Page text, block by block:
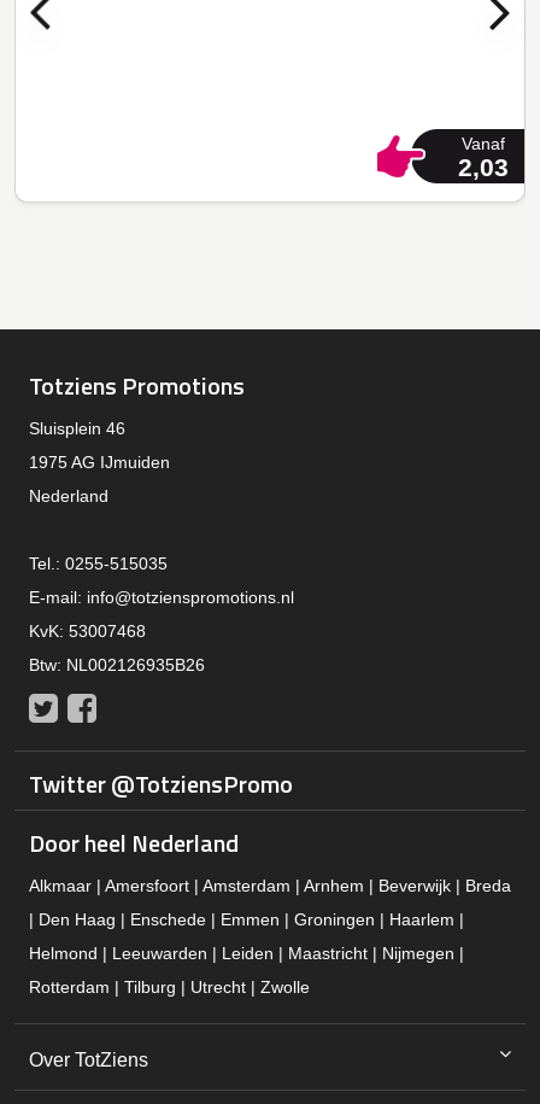
Vanaf
2,03
Totziens Promotions
Sluisplein 46
1975 AG IJmuiden
Nederland
Tel.: 0255-515035
E-mail: info@totzienspromotions.nl
KvK: 53007468
Btw: NL002126935B26
Twitter
Twitter @TotziensPromo
Door heel Nederland
Alkmaar | Amersfoort | Amsterdam | Arnhem | Beverwijk | Breda
| Den Haag | Enschede | Emmen | Groningen | Haarlem |
Helmond | Leeuwarden | Leiden | Maastricht | Nijmegen |
Rotterdam | Tilburg | Utrecht | Zwolle
Over TotZiens